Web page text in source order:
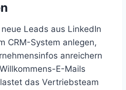
Leads aus LinkedIn
CRM-System anlegen,
anreichern
E-Mails
das Vertriebsteam